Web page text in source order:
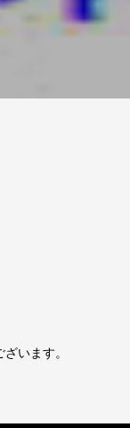
います。